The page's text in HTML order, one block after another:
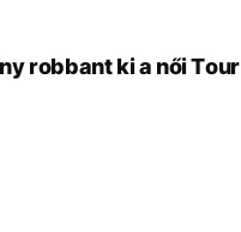
robbant ki a női Tour